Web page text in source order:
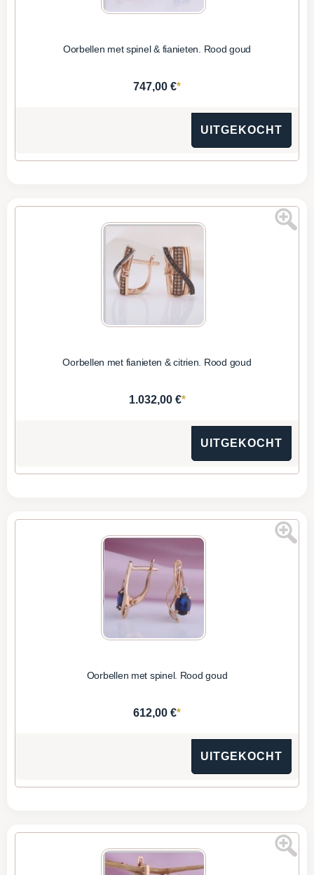
Oorbellen met spinel & fianieten. Rood goud
747,00 €*
UITGEKOCHT
Oorbellen met fianieten & citrien. Rood goud
1.032,00 €*
UITGEKOCHT
Oorbellen met spinel. Rood goud
612,00 €*
UITGEKOCHT